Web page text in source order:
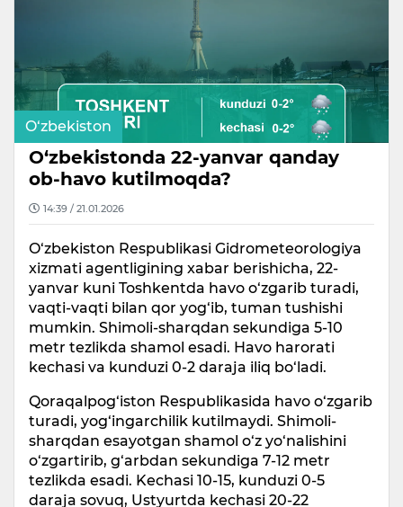
O‘zbekiston
O‘zbekistonda 22-yanvar qanday
ob-havo kutilmoqda?
14:39 / 21.01.2026
O‘zbekiston Respublikasi Gidrometeorologiya
xizmati agentligining xabar berishicha, 22-
yanvar kuni Toshkentda havo o‘zgarib turadi,
vaqti-vaqti bilan qor yog‘ib, tuman tushishi
mumkin. Shimoli-sharqdan sekundiga 5-10
metr tezlikda shamol esadi. Havo harorati
kechasi va kunduzi 0-2 daraja iliq bo‘ladi.
Qoraqalpog‘iston Respublikasida havo o‘zgarib
turadi, yog‘ingarchilik kutilmaydi. Shimoli-
sharqdan esayotgan shamol o‘z yo‘nalishini
o‘zgartirib, g‘arbdan sekundiga 7-12 metr
tezlikda esadi. Kechasi 10-15, kunduzi 0-5
daraja sovuq, Ustyurtda kechasi 20-22